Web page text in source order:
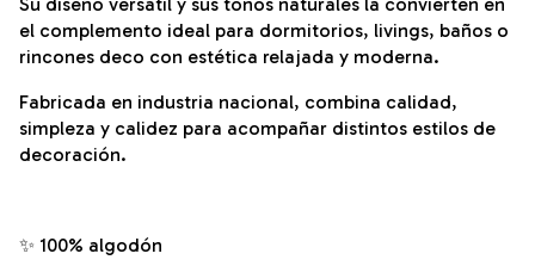
el complemento ideal para dormitorios, livings, baños o
rincones deco con estética relajada y moderna.
Fabricada en industria nacional, combina calidad,
simpleza y calidez para acompañar distintos estilos de
decoración.
✨ 100% algodón